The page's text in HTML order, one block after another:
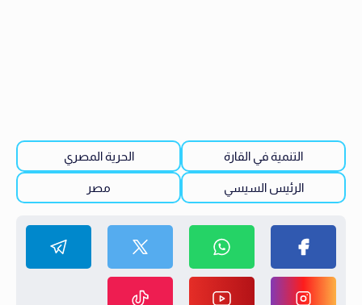
التنمية في القارة الحرية المصري
الرئيس السيسي مصر